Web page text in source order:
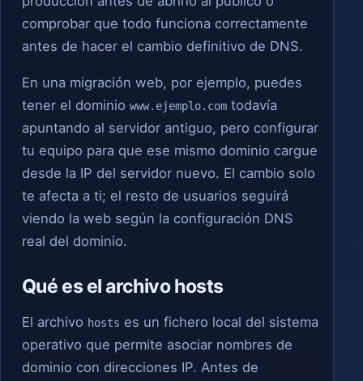
comprobar que todo funciona correctamente
antes de hacer el cambio definitivo de DNS.
En una migración web, por ejemplo, puedes
tener el dominio www.ejemplo.comtodavía
apuntando al servidor antiguo, pero configurar
tu equipo para que ese mismo dominio cargue
desde la IP del servidor nuevo. El cambio solo
te afecta a ti; el resto de usuarios seguirá
viendo la web según la configuración DNS
real del dominio.
Qué es el archivo hosts
El archivo hosts es un fichero local del sistema
operativo que permite asociar nombres de
dominio con direcciones IP. Antes de